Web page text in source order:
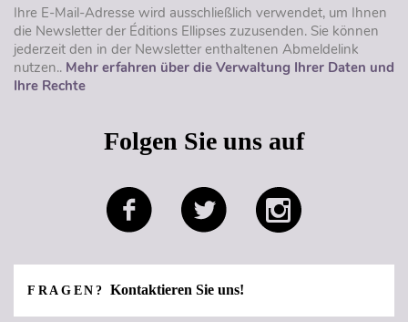
Ihre E-Mail-Adresse wird ausschließlich verwendet, um Ihnen
die Newsletter der Éditions Ellipses zuzusenden. Sie können
jederzeit den in der Newsletter enthaltenen Abmeldelink
nutzen.. Mehr erfahren über die Verwaltung Ihrer Daten und
Ihre Rechte
Folgen Sie uns auf
FRAGEN?Kontaktieren Sie uns!